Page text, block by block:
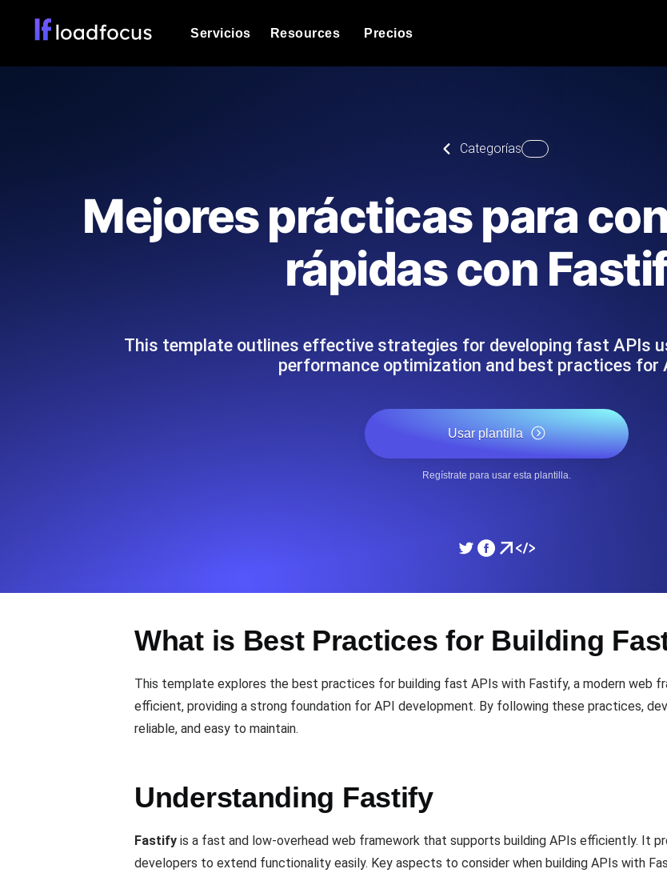
Servicios
ubicaciones cloud con análisis de IA.
Load Testing Services
Load testing liderado por expertos: escribimos los scripts JMeter o k6,
los ejecutamos a escala y entregamos el informe.
Sondas
Detecta caídas
Supervisión del rendimiento del sitio web
Supervise la información y el rendimiento de su sitio web. Monitorear
SSL
Uptime de puertos y tiempo de conexión, desde 26 regiones.
Monitores
Resources
Explorar categorías de
glosario
Alternativas
Explorar categorías de
Blog de producto
Leer más en el blog
Comparisons Blog
Leer más en el blog
Precios
Categorías
Mejores prácticas para
rápidas con
This template outlines effective strategies for developing fast APIs
performance optimization and best practices for
Usar plantilla
Regístrate para usar esta plantilla.
What is Best Practices for Building
This template explores the best practices for building fast APIs with Fastify, a modern web
efficient, providing a strong foundation for API development. By following these practices,
reliable, and easy to maintain.
Understanding Fastify
Fastify is a fast and low-overhead web framework that supports building APIs efficiently. It
developers to extend functionality easily. Key aspects to consider when building APIs with